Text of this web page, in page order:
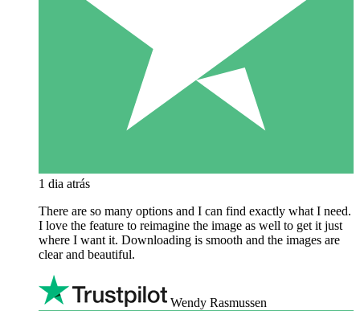
1 dia atrás
There are so many options and I can find exactly what I need.
I love the feature to reimagine the image as well to get it just
where I want it. Downloading is smooth and the images are
clear and beautiful.
Wendy Rasmussen